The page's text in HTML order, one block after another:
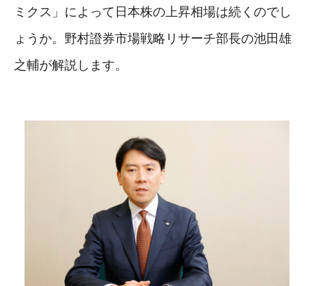
ミクス」によって日本株の上昇相場は続くのでし
ょうか。野村證券市場戦略リサーチ部長の池田雄
之輔が解説します。